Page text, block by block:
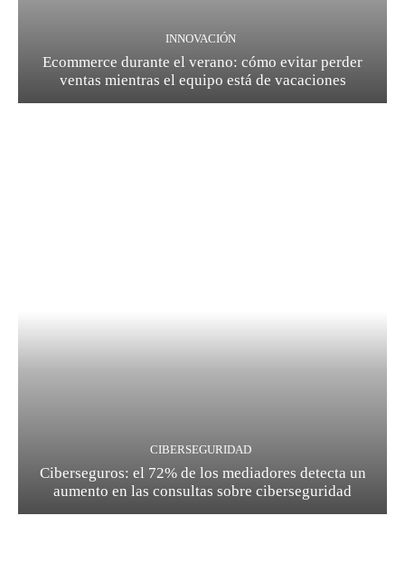
INNOVACIÓN
Ecommerce durante el verano: cómo evitar perder
ventas mientras el equipo está de vacaciones
CIBERSEGURIDAD
Ciberseguros: el 72% de los mediadores detecta un
aumento en las consultas sobre ciberseguridad